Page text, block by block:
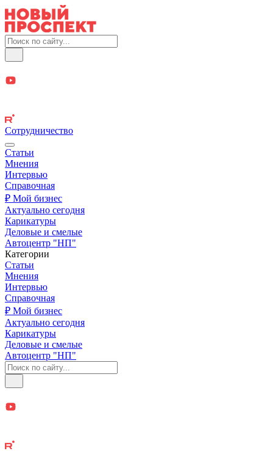
Сотрудничество
Статьи
Мнения
Интервью
Справочная
₽ Мой бизнес
Актуально сегодня
Карикатуры
Деловые и смелые
Автоцентр "НП"
Категории
Статьи
Мнения
Интервью
Справочная
₽ Мой бизнес
Актуально сегодня
Карикатуры
Деловые и смелые
Автоцентр "НП"